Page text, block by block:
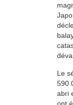
Le
590
abri
ont